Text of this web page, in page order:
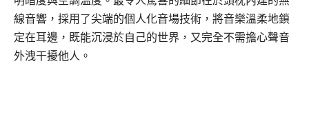
線音響，採用了尖端的個人化音場技術，將音樂溫柔地鎖
定在耳邊，既能沉浸於自己的世界，又完全不需擔心聲音
外洩干擾他人。